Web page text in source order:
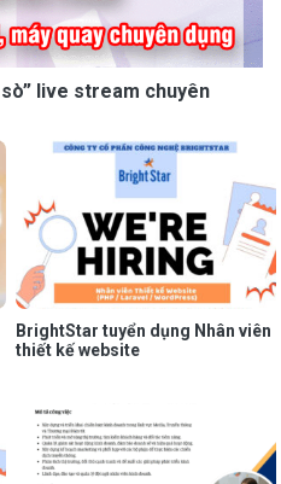
live stream chuyên
BrightStar tuyển dụng Nhân viên
thiết kế website